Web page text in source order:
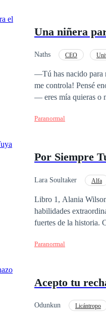
Una niñera
Naths CEO
—Tú has nacido para
me controla! Pensé
— eres mía quieras o
Paranormal
Por Siempre
Lara Soultaker Alfa
Libro 1, Alania
habilidades
fuertes de la historia.
enviarán lejos para
encuentra a su
Alania se enamora
Paranormal
Acepto tu
Odunkun Licántropo